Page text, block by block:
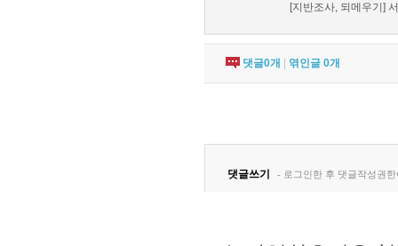
[지반조사, 되메우기]
댓글0개 엮인글 0개